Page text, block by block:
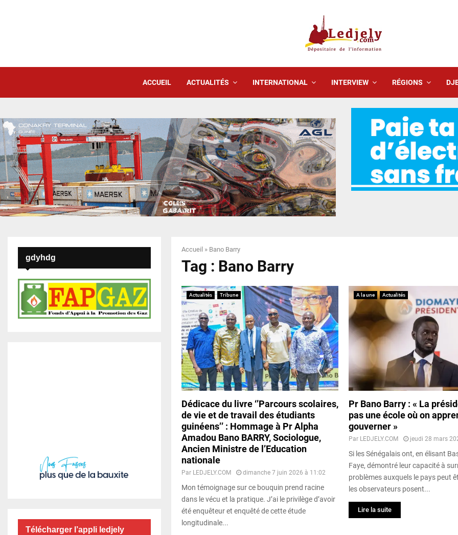
ACCUEIL ACTUALITÉS INTERNATIONAL INTERVIEW RÉGIONS
Accueil » Bano Barry
Tag : Bano Barry
Actualités Tribune
Dédicace du livre ‘’Parcours scolaires,
de vie et de travail des étudiants
guinéens’’ : Hommage à Pr Alpha
Amadou Bano BARRY, Sociologue,
Ancien Ministre de l’Education
nationale
Par LEDJELY.COM dimanche 7 juin 2026 à 11:02
Mon témoignage sur ce bouquin prend racine
dans le vécu et la pratique. J’ai le privilège d’avoir
été enquêteur et enquêté de cette étude
longitudinale...
A la une Actualités
Pr Bano Barry : « La
pas une école où on
gouverner »
Par LEDJELY.COM jeudi 28 mars
Si les Sénégalais ont, en élisant
Faye, démontré leur capacité à
problèmes auxquels le pays peut
les observateurs posent...
Lire la suite
gdyhdg
Télécharger l’appli ledjely